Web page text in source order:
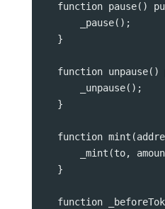
function pause()
        _pause();
    }
function unpause()
        _unpause();
    }
function
_mint(to,
    }
function